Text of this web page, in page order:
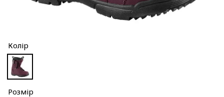
Колір
Розмір